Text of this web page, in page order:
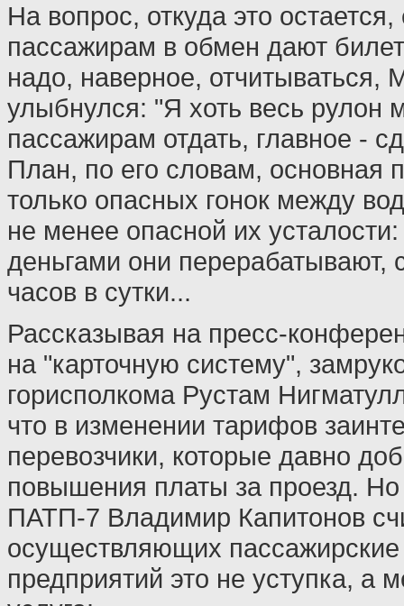
На вопрос, откуда это остается,
пассажирам в обмен дают
надо, наверное, отчитываться,
улыбнулся: "Я хоть весь рулон
пассажирам отдать, главное -
План, по его словам, основная
только опасных гонок между
не менее опасной их усталости:
деньгами они перерабатывают,
часов в сутки...
Рассказывая на пресс-
на "карточную систему",
горисполкома Рустам
что в изменении тарифов
перевозчики, которые давно
повышения платы за проезд. Но
ПАТП-7 Владимир Капитонов
осуществляющих пассажирские
предприятий это не уступка, а